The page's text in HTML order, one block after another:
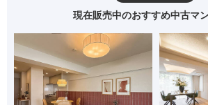
現在販売中のおすすめ中古マ